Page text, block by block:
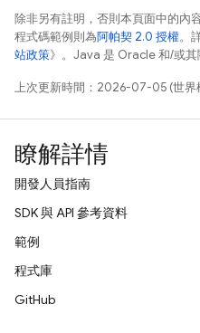
除非另有註明，否則本頁面中的內
程式碼範例則為阿帕契 2.0 授權。
站政策》。Java 是 Oracle 和/或其
上次更新時間：2026-07-05 (世界
瞭解詳情
開發人員指南
SDK 與 API 參考資料
範例
程式庫
GitHub